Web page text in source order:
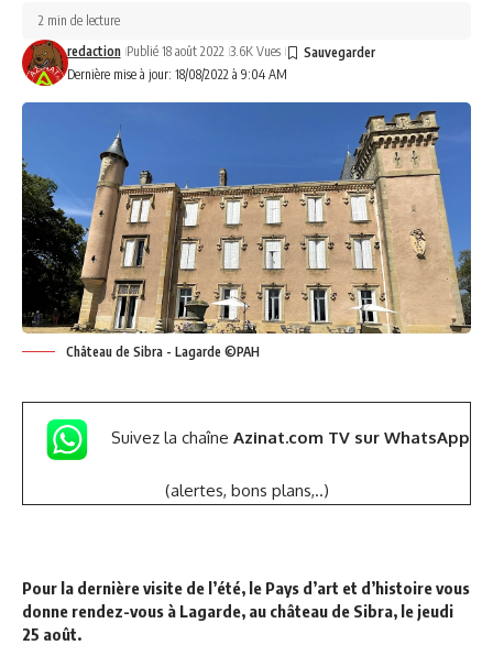
Dernière mise à jour: 18/08/2022 à 9:04 AM
redaction Publié 18 août 2022 3.6K Vues
2 min de lecture
Château de Sibra - Lagarde ©PAH
Suivez la chaîne Azinat.com TV sur WhatsApp
(alertes, bons plans,..)
Pour la dernière visite de l’été, le Pays d’art et d’histoire vous
donne rendez-vous à Lagarde, au château de Sibra, le jeudi
25 août.